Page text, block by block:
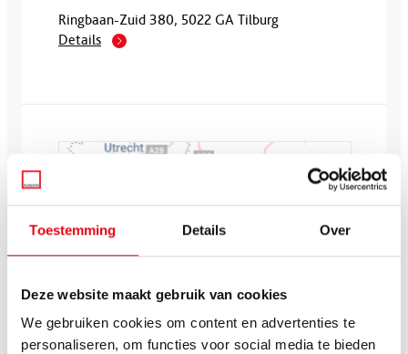
Toestemming Details Over
Deze website maakt gebruik van cookies
We gebruiken cookies om content en advertenties te
personaliseren, om functies voor social media te bieden
Ringbaan-Zuid 380, 5022 GA Tilburg
Details